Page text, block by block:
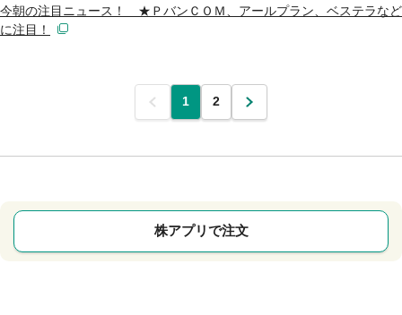
今朝の注目ニュース！ ★ＰバンＣＯＭ、アールプラン、ベステラなど
に注目！
前 1 2 次
株アプリで注文